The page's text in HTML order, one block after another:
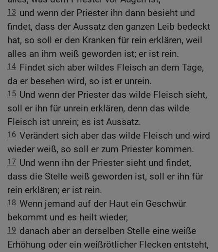
13 und wenn der Priester ihn dann besieht und
findet, dass der Aussatz den ganzen Leib bedeckt
hat, so soll er den Kranken für rein erklären, weil
alles an ihm weiß geworden ist; er ist rein.
14 Findet sich aber wildes Fleisch an dem Tage,
da er besehen wird, so ist er unrein.
15 Und wenn der Priester das wilde Fleisch sieht,
soll er ihn für unrein erklären, denn das wilde
Fleisch ist unrein; es ist Aussatz.
16 Verändert sich aber das wilde Fleisch und wird
wieder weiß, so soll er zum Priester kommen.
17 Und wenn ihn der Priester sieht und findet,
dass die Stelle weiß geworden ist, soll er ihn für
rein erklären; er ist rein.
18 Wenn jemand auf der Haut ein Geschwür
bekommt und es heilt wieder,
19 danach aber an derselben Stelle eine weiße
Erhöhung oder ein weißrötlicher Flecken entsteht,